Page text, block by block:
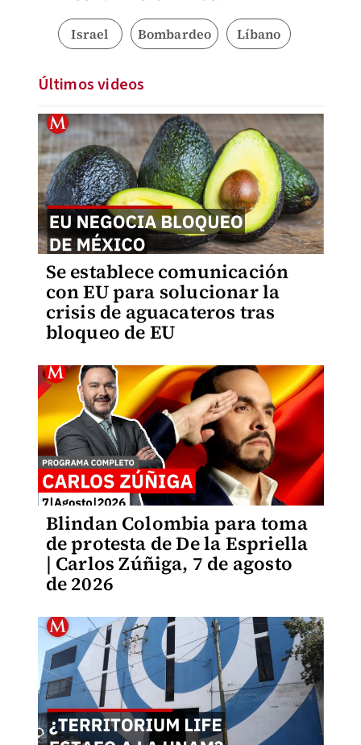
Israel Bombardeo Líbano
Últimos videos
Se establece comunicación
con EU para solucionar la
crisis de aguacateros tras
bloqueo de EU
Blindan Colombia para toma
de protesta de De la Espriella
| Carlos Zúñiga, 7 de agosto
de 2026